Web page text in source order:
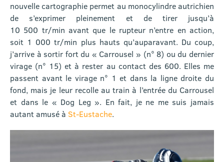
nouvelle cartographie permet au monocylindre autrichien
de s’exprimer pleinement et de tirer jusqu’à
10 500 tr/min avant que le rupteur n’entre en action,
soit 1 000 tr/min plus hauts qu’auparavant. Du coup,
j’arrive à sortir fort du « Carrousel » (n° 8) ou du dernier
virage (n° 15) et à rester au contact des 600. Elles me
passent avant le virage n° 1 et dans la ligne droite du
fond, mais je leur recolle au train à l’entrée du Carrousel
et dans le « Dog Leg ». En fait, je ne me suis jamais
autant amusé à St-Eustache.